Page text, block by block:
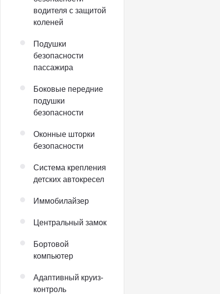
водителя с защитой
коленей
Подушки
безопасности
пассажира
Боковые передние
подушки
безопасности
Оконные шторки
безопасности
Система крепления
детских автокресел
Иммобилайзер
Центральный замок
Бортовой
компьютер
Адаптивный круиз-
контроль